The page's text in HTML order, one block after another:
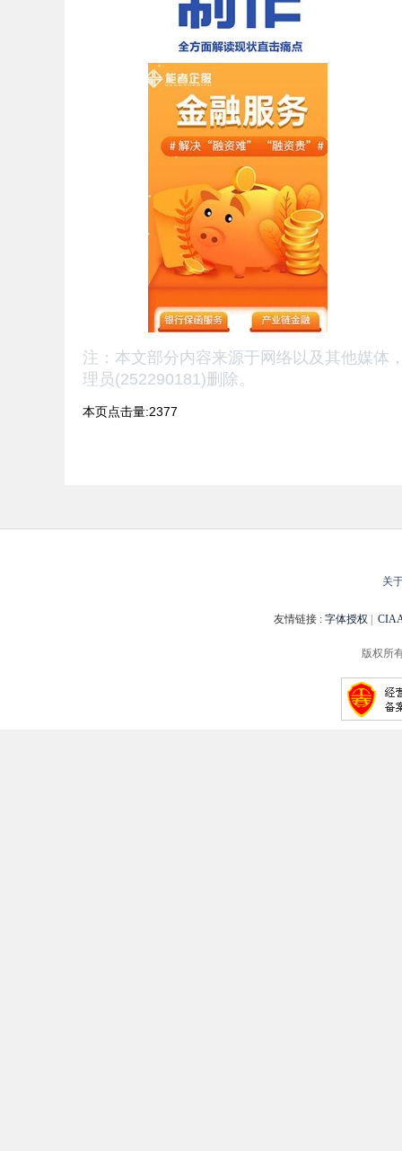
注：本文部分内容来源于网络以及其他媒体
理员(252290181)删除。
本页点击量:2377
关
友情链接 : 字体授权
版权所